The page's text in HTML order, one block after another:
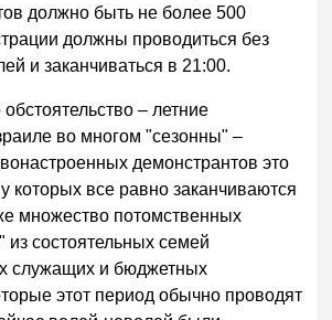
должно быть не более 500
должны проводиться без
и заканчиваться в 21:00.
– летние
во многом "сезонны" –
демонстрантов это
которых все равно заканчиваются
множество потомственных
из состоятельных семей
служащих и бюджетных
этот период обычно проводят